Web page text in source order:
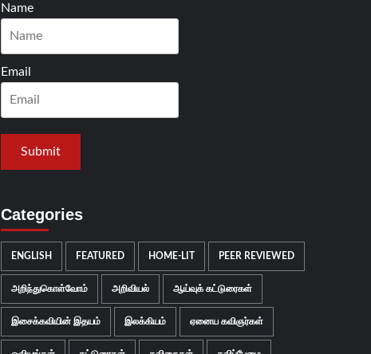
Name
Email
Categories
ENGLISH FEATURED HOME-LIT PEER REVIEWED
அறிந்துகொள்வோம் அறிவியல் ஆய்வுக் கட்டுரைகள்
இசைக்கவியின் இதயம் இலக்கியம் ஏனைய கவிஞர்கள்